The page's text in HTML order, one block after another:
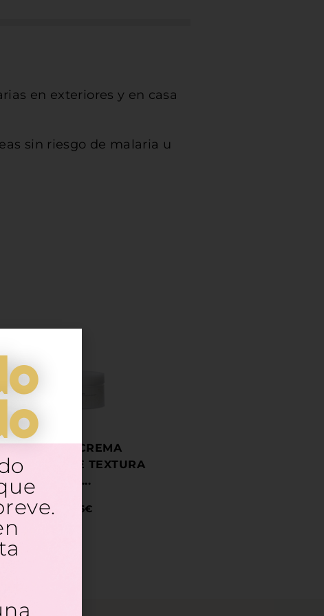
en exteriores y en casa
sin riesgo de malaria u
FD GEL CREMA
HIDRATANTE TEXTURA
OIL...
18,95€